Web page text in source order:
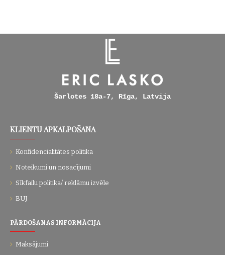
Šarlotes 18a-7, Rīga, Latvija
KLIENTU APKALPOŠANA
Konfidencialitātes politika
Noteikumi un nosacījumi
Sīkfailu politika/ reklāmu izvēle
BUJ
PĀRDOŠANAS INFORMĀCIJA
Maksājumi